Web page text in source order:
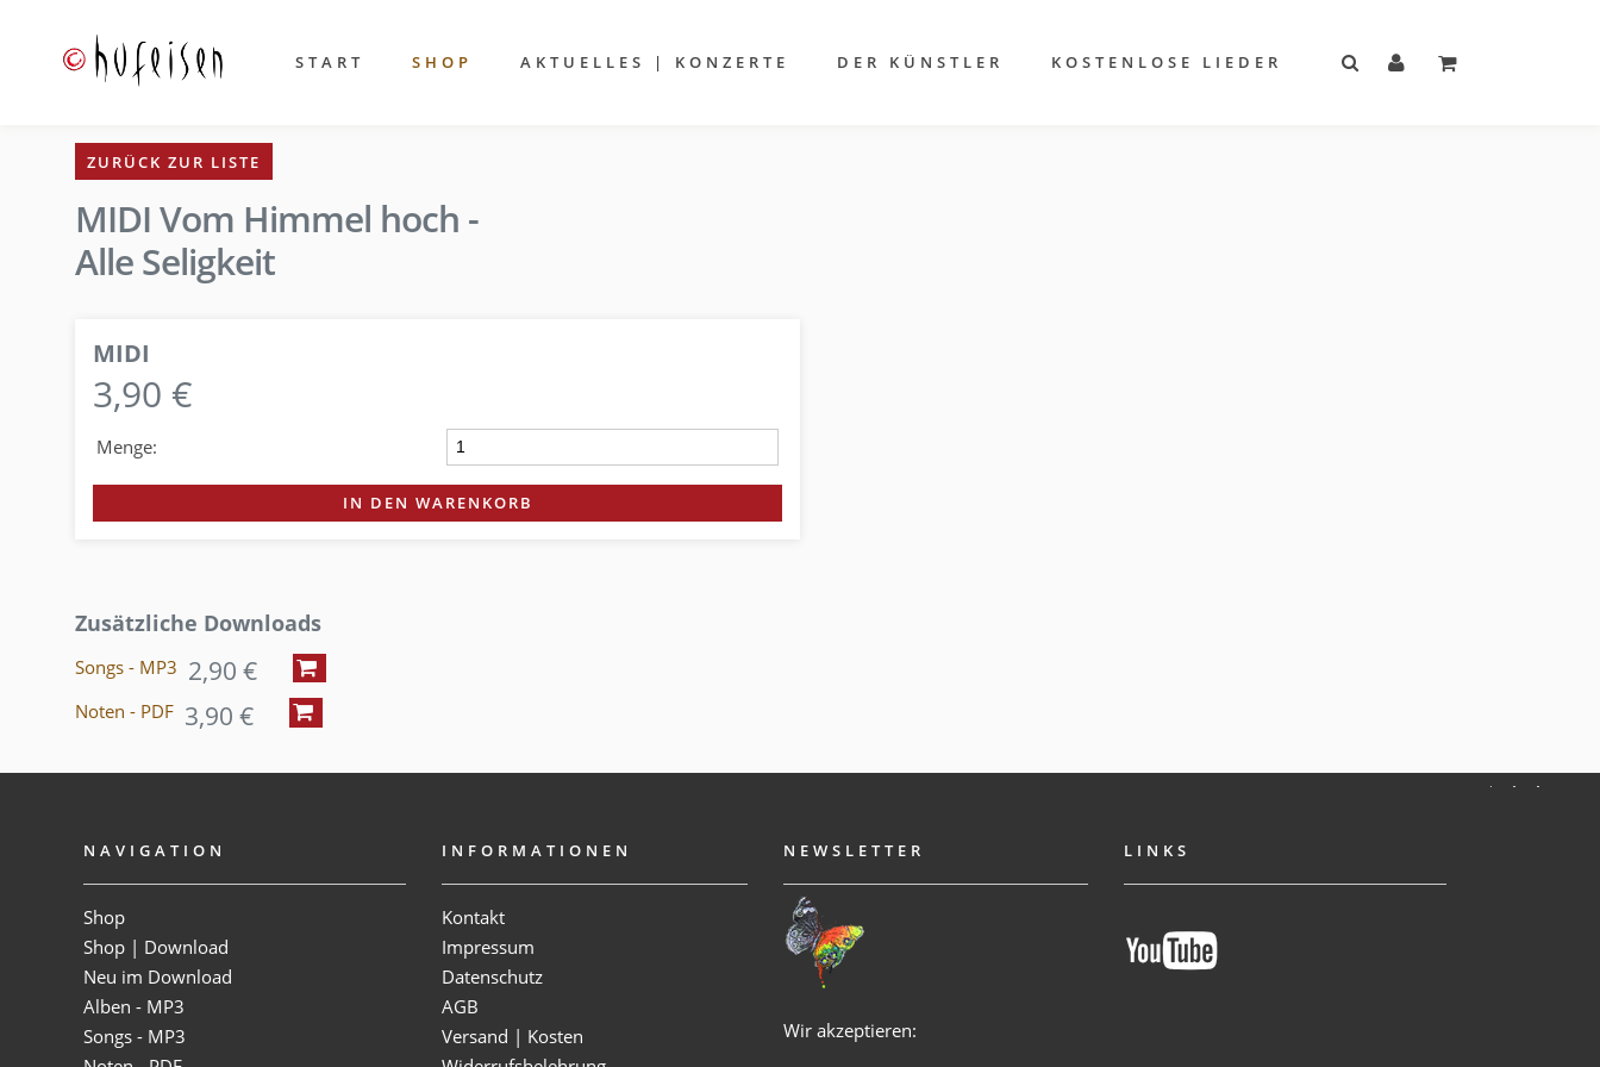
START SHOP AKTUELLES | KONZERTE DER KÜNSTLER KOSTENLOSE LIEDER
ZURÜCK ZUR LISTE
MIDI Vom Himmel hoch -
Alle Seligkeit
MIDI
3,90 €
Menge:
IN DEN WARENKORB
Zusätzliche Downloads
Songs - MP3 2,90 €
Noten - PDF 3,90 €
NAVIGATION
Shop
Shop | Download
Neu im Download
Alben - MP3
Songs - MP3
INFORMATIONEN
Kontakt
Impressum
Datenschutz
AGB
Versand | Kosten
NEWSLETTER
Wir akzeptieren:
LINKS